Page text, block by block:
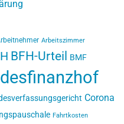
Arbeitszimmer
BFH-Urteil BMF
Corona
Fahrtkosten